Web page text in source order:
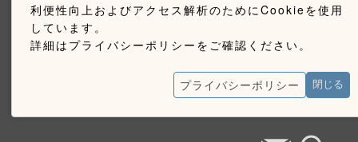
利便性向上およびアクセス解析のためにCookieを使用
しています。
詳細はプライバシーポリシーをご確認ください。
プライバシーポリシー 閉じる
採用情報
お問い合わせ